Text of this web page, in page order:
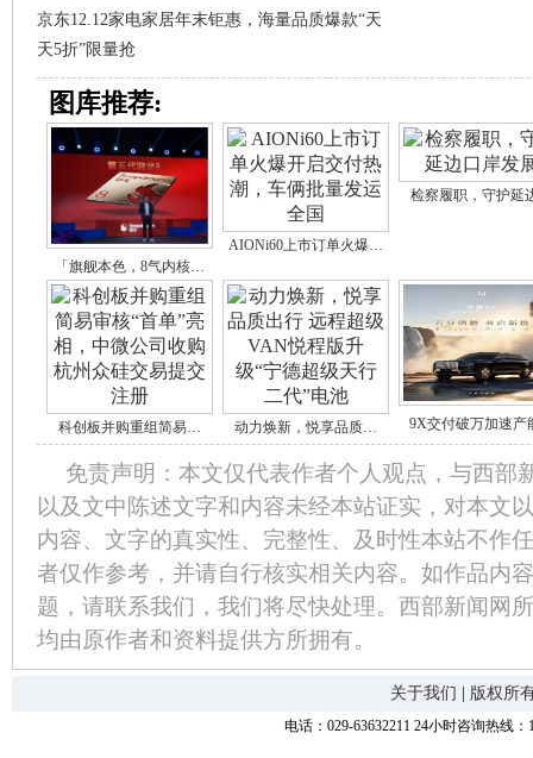
京东12.12家电家居年末钜惠，海量品质爆款“天
天5折”限量抢
图库推荐:
「旗舰本色，8气内核…
AIONi60上市订单火爆…
检察履职，守护延
科创板并购重组简易… 动力焕新，悦享品质… 9X交付破万加速
免责声明：本文仅代表作者个人观点，与西部
以及文中陈述文字和内容未经本站证实，对本文
内容、文字的真实性、完整性、及时性本站不作
者仅作参考，并请自行核实相关内容。如作品内
题，请联系我们，我们将尽快处理。西部新闻网
均由原作者和资料提供方所拥有。
关于我们 版权所
电话：029-63632211 24小时咨询热线